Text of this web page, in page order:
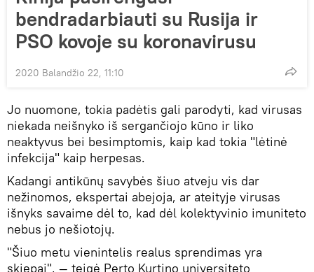
bendradarbiauti su Rusija ir
PSO kovoje su koronavirusu
2020 Balandžio 22, 11:10
Jo nuomone, tokia padėtis gali parodyti, kad virusas
niekada neišnyko iš sergančiojo kūno ir liko
neaktyvus bei besimptomis, kaip kad tokia "lėtinė
infekcija" kaip herpesas.
Kadangi antikūnų savybės šiuo atveju vis dar
nežinomos, ekspertai abejoja, ar ateityje virusas
išnyks savaime dėl to, kad dėl kolektyvinio imuniteto
nebus jo nešiotojų.
"Šiuo metu vienintelis realus sprendimas yra
skiepai", — teigė Perto Kurtino universiteto